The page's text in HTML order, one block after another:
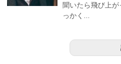
聞いたら飛び上
っかく...